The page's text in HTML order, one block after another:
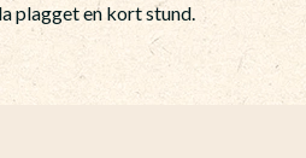
plagget en kort stund.